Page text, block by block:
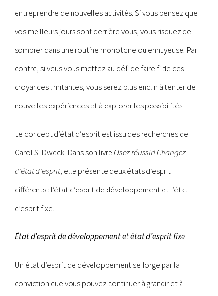
entreprendre de nouvelles activités. Si vous pensez que
vos meilleurs jours sont derrière vous, vous risquez de
sombrer dans une routine monotone ou ennuyeuse. Par
contre, si vous vous mettez au défi de faire fi de ces
croyances limitantes, vous serez plus enclin à tenter de
nouvelles expériences et à explorer les possibilités.
Le concept d’état d’esprit est issu des recherches de
Carol S. Dweck. Dans son livre Osez réussir! Changez
d’état d’esprit, elle présente deux états d’esprit
différents : l’état d’esprit de développement et l’état
d’esprit fixe.
État d’esprit de développement et état d’esprit fixe
Un état d’esprit de développement se forge par la
conviction que vous pouvez continuer à grandir et à